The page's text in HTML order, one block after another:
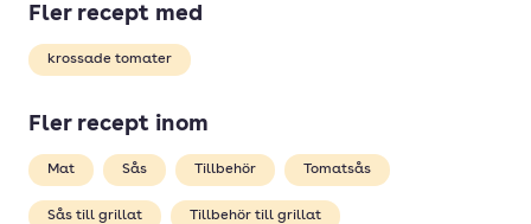
Fler recept med
krossade tomater
Fler recept inom
Mat Sås Tillbehör Tomatsås
Sås till grillat Tillbehör till grillat